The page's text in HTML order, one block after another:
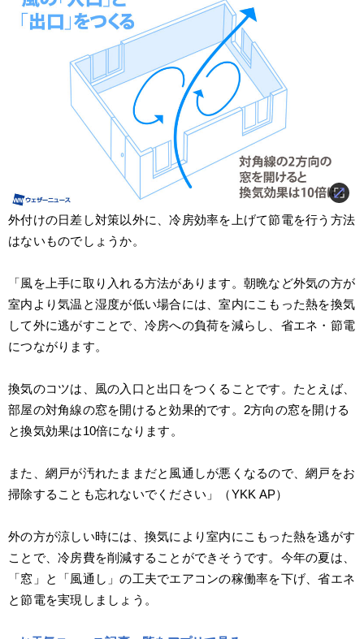
外付けの日差し対策以外に、冷房効率を上げて節電を行う方法
はないものでしょうか。
「風を上手に取り入れる方法があります。朝晩など外気の方が
室内より気温と湿度が低い場合には、室内にこもった熱を換気
して外に逃がすことで、冷房への負荷を減らし、省エネ・節電
につながります。
換気のコツは、風の入口と出口をつくることです。たとえば、
部屋の対角線の窓を開けると効果的です。2方向の窓を開ける
と換気効果は10倍になります。
また、網戸が汚れたままだと風通しが悪くなるので、網戸をお
掃除することも忘れないでください」（YKK AP）
外の方が涼しい時には、換気により室内にこもった熱を逃がす
ことで、冷房費を削減することができそうです。今年の夏は、
「窓」と「風通し」の工夫でエアコンの稼働率を下げ、省エネ
と節電を実現しましょう。